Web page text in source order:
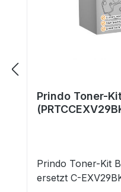
Prindo Toner-
Prindo Toner-Kit
ersetzt C-